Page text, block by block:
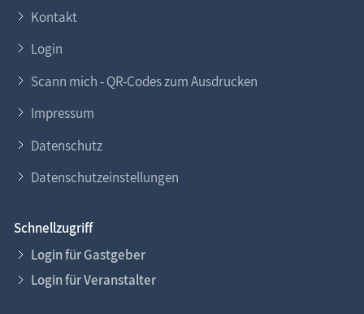
Kontakt
Login
Scann mich - QR-Codes zum Ausdrucken
Impressum
Datenschutz
Datenschutzeinstellungen
Schnellzugriff
Login für Gastgeber
Login für Veranstalter